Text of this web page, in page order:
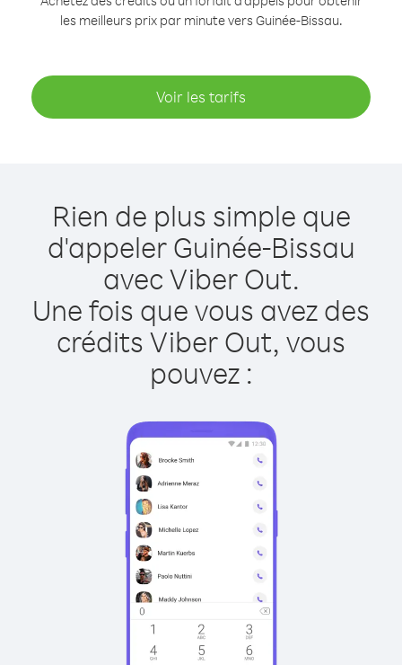
les meilleurs prix par minute vers Guinée-Bissau.
Voir les tarifs
Rien de plus simple que
d'appeler Guinée-Bissau
avec Viber Out.
Une fois que vous avez des
crédits Viber Out, vous
pouvez :